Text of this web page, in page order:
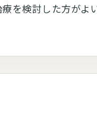
を検討した方がよ